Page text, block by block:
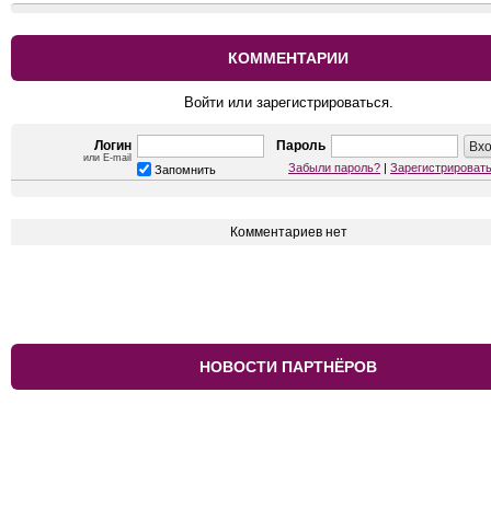
КОММЕНТАРИИ
Войти или зарегистрироваться.
Логин
или E-mail
Пароль
Запомнить Забыли пароль? |
Комментариев нет
НОВОСТИ ПАРТНЁРОВ